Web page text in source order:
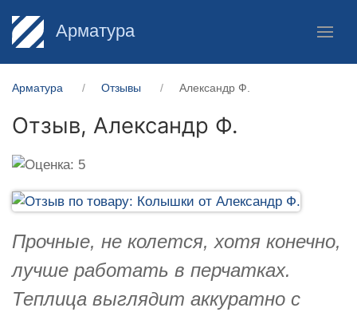
Арматура
Арматура Отзывы Александр Ф.
Отзыв, Александр Ф.
Прочные, не колется, хотя конечно,
лучше работать в перчатках.
Теплица выглядит аккуратно с